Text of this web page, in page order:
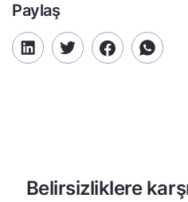
Paylaş
Belirsizliklere